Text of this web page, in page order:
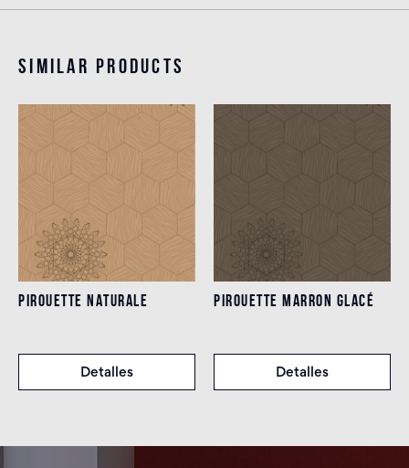
Similar products
PIROUETTE NATURALE
Detalles
PIROUETTE MARRON GLACÉ
Detalles